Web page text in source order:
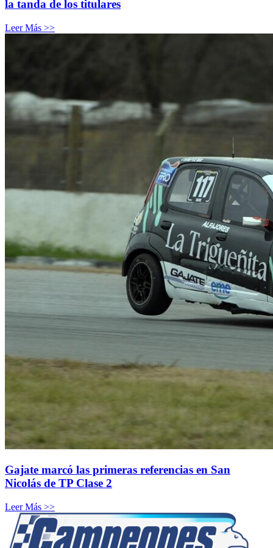
la tanda de los titulares
Leer Más >>
Gajate marcó las primeras referencias en San
Nicolás de TP Clase 2
Leer Más >>